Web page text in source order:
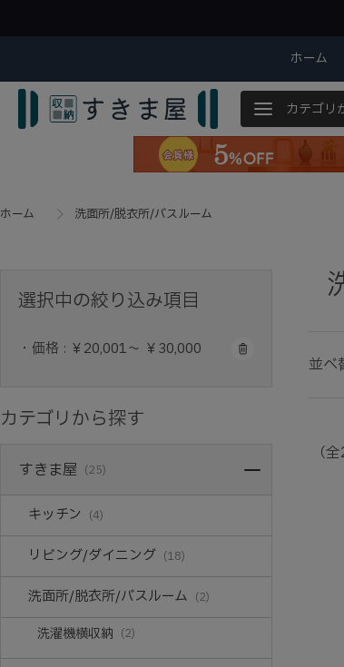
カテゴリ
ホーム
ホーム 洗面所/脱衣所/バスルーム
選択中の絞り込み項目
・価格 : ￥20,001～ ￥30,000
カテゴリから探す
すきま屋 (25)
キッチン (4)
リビング/ダイニング (18)
洗面所/脱衣所/バスルーム (2)
洗濯機横収納 (2)
並べ
（